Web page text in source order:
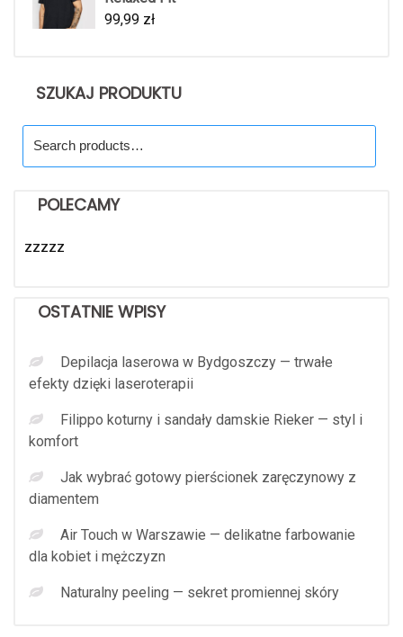
99,99 zł
SZUKAJ PRODUKTU
for:
POLECAMY
zzzzz
OSTATNIE WPISY
Depilacja laserowa w Bydgoszczy — trwałe
efekty dzięki laseroterapii
Filippo koturny i sandały damskie Rieker — styl i
komfort
Jak wybrać gotowy pierścionek zaręczynowy z
diamentem
Air Touch w Warszawie — delikatne farbowanie
dla kobiet i mężczyzn
Naturalny peeling — sekret promiennej skóry